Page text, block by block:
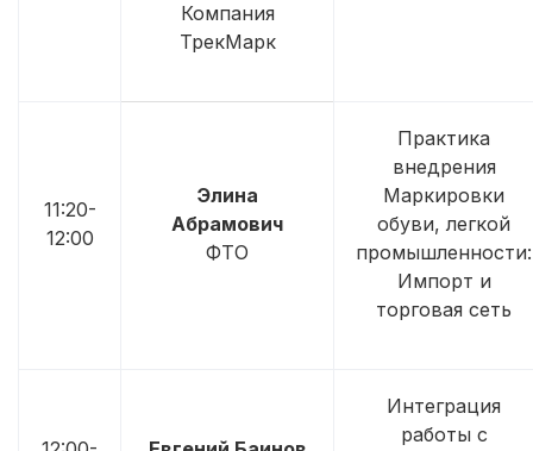
Компания
ТрекМарк
11:20-
12:00
Элина
Абрамович
ФТО
Практика
внедрения
Маркировки
обуви, легкой
промышленности:
Импорт и
торговая сеть
Интеграция
работы с